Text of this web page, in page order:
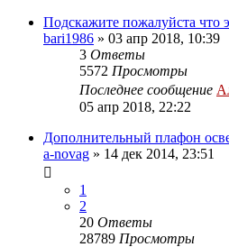
Подскажите пожалуйста что
bari1986 » 03 апр 2018, 10:39
3 Ответы
5572 Просмотры
Последнее сообщение
05 апр 2018, 22:22
Дополнительный плафон
a-novag » 14 дек 2014, 23:51
1
2
20 Ответы
28789 Просмотры